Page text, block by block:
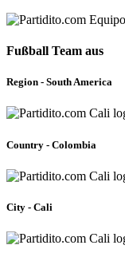
Fußball Team aus
Region - South America
Country - Colombia
City - Cali